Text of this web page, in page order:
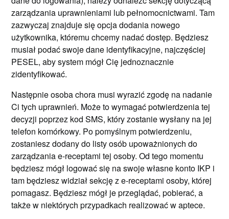
zarządzania uprawnieniami lub pełnomocnictwami. Tam
zazwyczaj znajduje się opcja dodania nowego
użytkownika, któremu chcemy nadać dostęp. Będziesz
musiał podać swoje dane identyfikacyjne, najczęściej
PESEL, aby system mógł Cię jednoznacznie
zidentyfikować.
Następnie osoba chora musi wyrazić zgodę na nadanie
Ci tych uprawnień. Może to wymagać potwierdzenia tej
decyzji poprzez kod SMS, który zostanie wysłany na jej
telefon komórkowy. Po pomyślnym potwierdzeniu,
zostaniesz dodany do listy osób upoważnionych do
zarządzania e-receptami tej osoby. Od tego momentu
będziesz mógł logować się na swoje własne konto IKP i
tam będziesz widział sekcję z e-receptami osoby, której
pomagasz. Będziesz mógł je przeglądać, pobierać, a
także w niektórych przypadkach realizować w aptece.